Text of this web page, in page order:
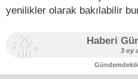
yenilikler olarak bakılabilir
Haberi
3 oy